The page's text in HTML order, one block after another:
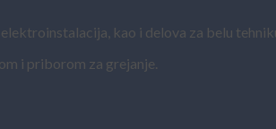
kao i delova za belu
i priborom za grejanje.